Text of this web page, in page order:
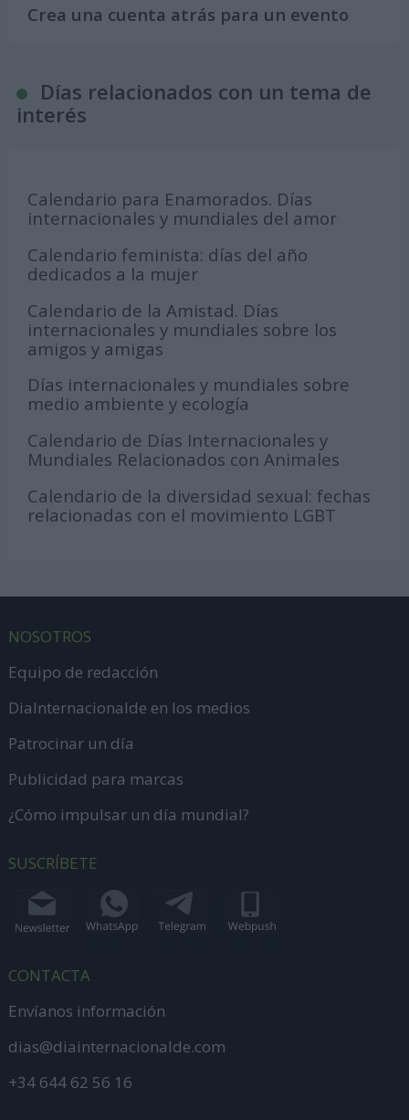
Crea una cuenta atrás para un evento
Días relacionados con un tema de
interés
Calendario para Enamorados. Días
internacionales y mundiales del amor
Calendario feminista: días del año
dedicados a la mujer
Calendario de la Amistad. Días
internacionales y mundiales sobre los
amigos y amigas
Días internacionales y mundiales sobre
medio ambiente y ecología
Calendario de Días Internacionales y
Mundiales Relacionados con Animales
Calendario de la diversidad sexual: fechas
relacionadas con el movimiento LGBT
NOSOTROS
Equipo de redacción
DiaInternacionalde en los medios
Patrocinar un día
Publicidad para marcas
¿Cómo impulsar un día mundial?
SUSCRÍBETE
CONTACTA
Envíanos información
dias@diainternacionalde.com
+34 644 62 56 16